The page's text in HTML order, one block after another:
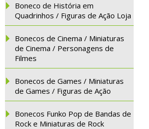
Boneco de História em
Quadrinhos / Figuras de Ação Loja
Bonecos de Cinema / Miniaturas
de Cinema / Personagens de
Filmes
Bonecos de Games / Miniaturas
de Games / Figuras de Ação
Bonecos Funko Pop de Bandas de
Rock e Miniaturas de Rock